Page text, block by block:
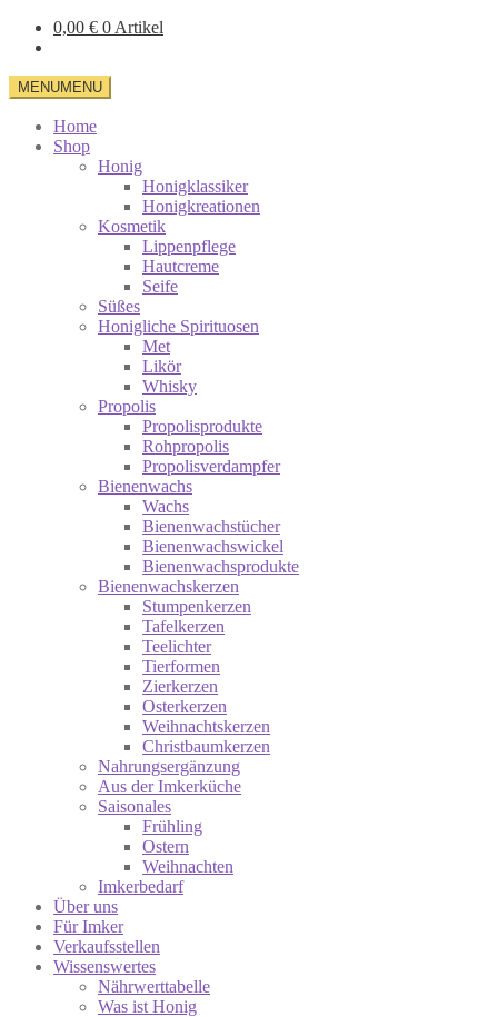
0,00 € 0 Artikel
MENUMENU
Home
Shop
Honig
Honigklassiker
Honigkreationen
Kosmetik
Lippenpflege
Hautcreme
Seife
Süßes
Honigliche Spirituosen
Met
Likör
Whisky
Propolis
Propolisprodukte
Rohpropolis
Propolisverdampfer
Bienenwachs
Wachs
Bienenwachstücher
Bienenwachswickel
Bienenwachsprodukte
Bienenwachskerzen
Stumpenkerzen
Tafelkerzen
Teelichter
Tierformen
Zierkerzen
Osterkerzen
Weihnachtskerzen
Christbaumkerzen
Nahrungsergänzung
Aus der Imkerküche
Saisonales
Frühling
Ostern
Weihnachten
Imkerbedarf
Über uns
Für Imker
Verkaufsstellen
Wissenswertes
Nährwerttabelle
Was ist Honig